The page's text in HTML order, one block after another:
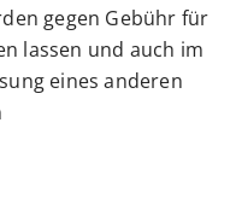
gegen Gebühr für
lassen und auch im
eines anderen